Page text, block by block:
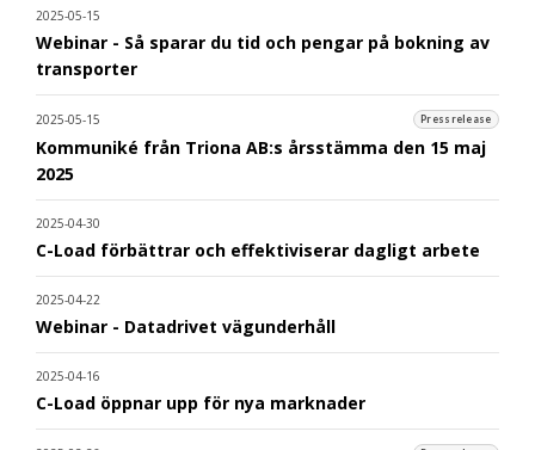
2025-05-15
Webinar - Så sparar du tid och pengar på bokning av
transporter
2025-05-15 Pressrelease
Kommuniké från Triona AB:s årsstämma den 15 maj
2025
2025-04-30
C-Load förbättrar och effektiviserar dagligt arbete
2025-04-22
Webinar - Datadrivet vägunderhåll
2025-04-16
C-Load öppnar upp för nya marknader